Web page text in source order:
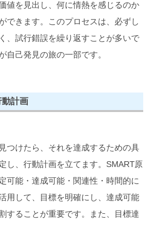
値を見出し、何に情熱を感じるのか
できます。このプロセスは、必ずし
、試行錯誤を繰り返すことが多いで
自己発見の旅の一部です。
動計画
つけたら、それを達成するための具
し、行動計画を立てます。SMART原
可能・達成可能・関連性・時間的に
用して、目標を明確にし、達成可能
することが重要です。また、目標達